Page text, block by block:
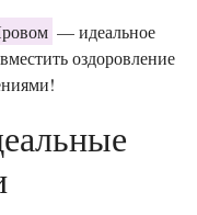
— идеальное
оздоровление